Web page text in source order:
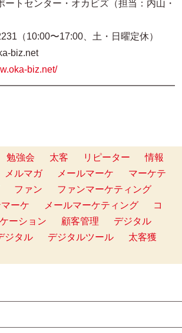
ートセンター・オカビズ（担当：内山・
（10:00〜17:00、土・日曜定休）
biz.net
biz.net/
勉強会 太客 リピーター
情報
メルマガ メールマーケ
マーケテ
ファン
ファンマーケティング
ーケ
メールマーケティング
コ
ーション
顧客管理
デジタル
ジタル デジタルツール
太客獲